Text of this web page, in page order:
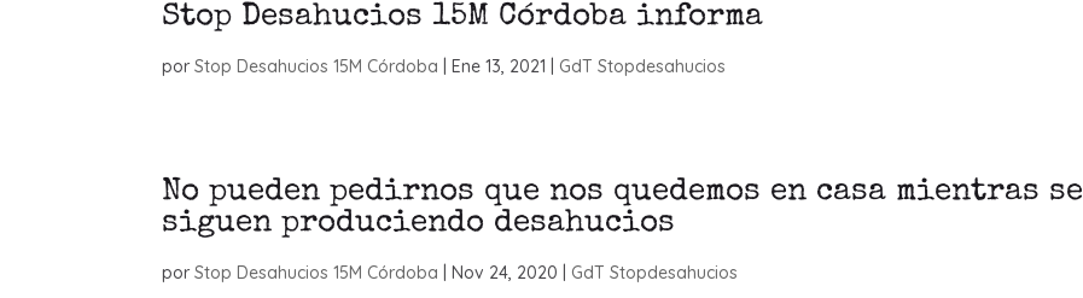
Stop Desahucios 15M Córdoba informa
porStop Desahucios 15M Córdoba |Ene 13, 2021 GdT Stopdesahucios
No pueden pedirnos que nos quedemos en casa mientras se
siguen produciendo desahucios
porStop Desahucios 15M Córdoba |Nov 24, 2020 GdT Stopdesahucios